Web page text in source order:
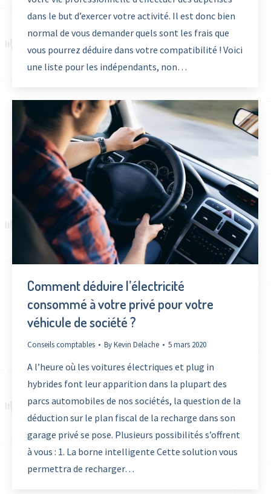
dans le but d’exercer votre activité. Il est donc bien
normal de vous demander quels sont les frais que
vous pourrez déduire dans votre compatibilité ! Voici
une liste pour les indépendants, non…
Comment déduire l’électricité
consommé à votre privé pour votre
véhicule de société ?
Conseils comptables ByKevin Delache 5 mars 2020
A l’heure où les voitures électriques et plug in
hybrides font leur apparition dans la plupart des
parcs automobiles de nos sociétés, la question de la
déduction sur le plan fiscal de la recharge dans son
garage privé se pose. Plusieurs possibilités s’offrent
à vous : 1. La borne intelligente Cette solution vous
permettra de recharger…